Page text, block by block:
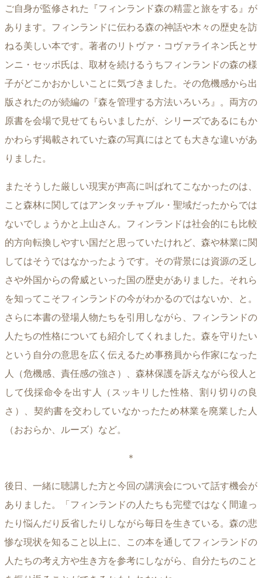
ご自身が監修された『フィンランド森の精霊と旅をする』が
あります。フィンランドに伝わる森の神話や木々の歴史を訪
ねる美しい本です。著者のリトヴァ・コヴァライネン氏とサ
ンニ・セッポ氏は、取材を続けるうちフィンランドの森の様
子がどこかおかしいことに気づきました。その危機感から出
版されたのが続編の『森を管理する方法いろいろ』。両方の
原書を会場で見せてもらいましたが、シリーズであるにもか
かわらず掲載されていた森の写真にはとても大きな違いがあ
りました。
またそうした厳しい現実が声高に叫ばれてこなかったのは、
こと森林に関してはアンタッチャブル・聖域だったからでは
ないでしょうかと上山さん。フィンランドは社会的にも比較
的方向転換しやすい国だと思っていたけれど、森や林業に関
してはそうではなかったようです。その背景には資源の乏し
さや外国からの脅威といった国の歴史がありました。それら
を知ってこそフィンランドの今がわかるのではないか、と。
さらに本書の登場人物たちを引用しながら、フィンランドの
人たちの性格についても紹介してくれました。森を守りたい
という自分の意思を広く伝えるため事務員から作家になった
人（危機感、責任感の強さ）、森林保護を訴えながら役人と
して伐採命令を出す人（スッキリした性格、割り切りの良
さ）、契約書を交わしていなかったため林業を廃業した人
（おおらか、ルーズ）など。
＊
後日、一緒に聴講した方と今回の講演会について話す機会が
ありました。「フィンランドの人たちも完璧ではなく間違っ
たり悩んだり反省したりしながら毎日を生きている。森の悲
惨な現状を知ること以上に、この本を通してフィンランドの
人たちの考え方や生き方を参考にしながら、自分たちのこと